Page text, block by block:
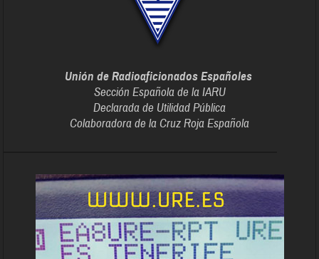
Unión de Radioaficionados Españoles
Sección Española de la IARU
Declarada de Utilidad Pública
Colaboradora de la Cruz Roja Española